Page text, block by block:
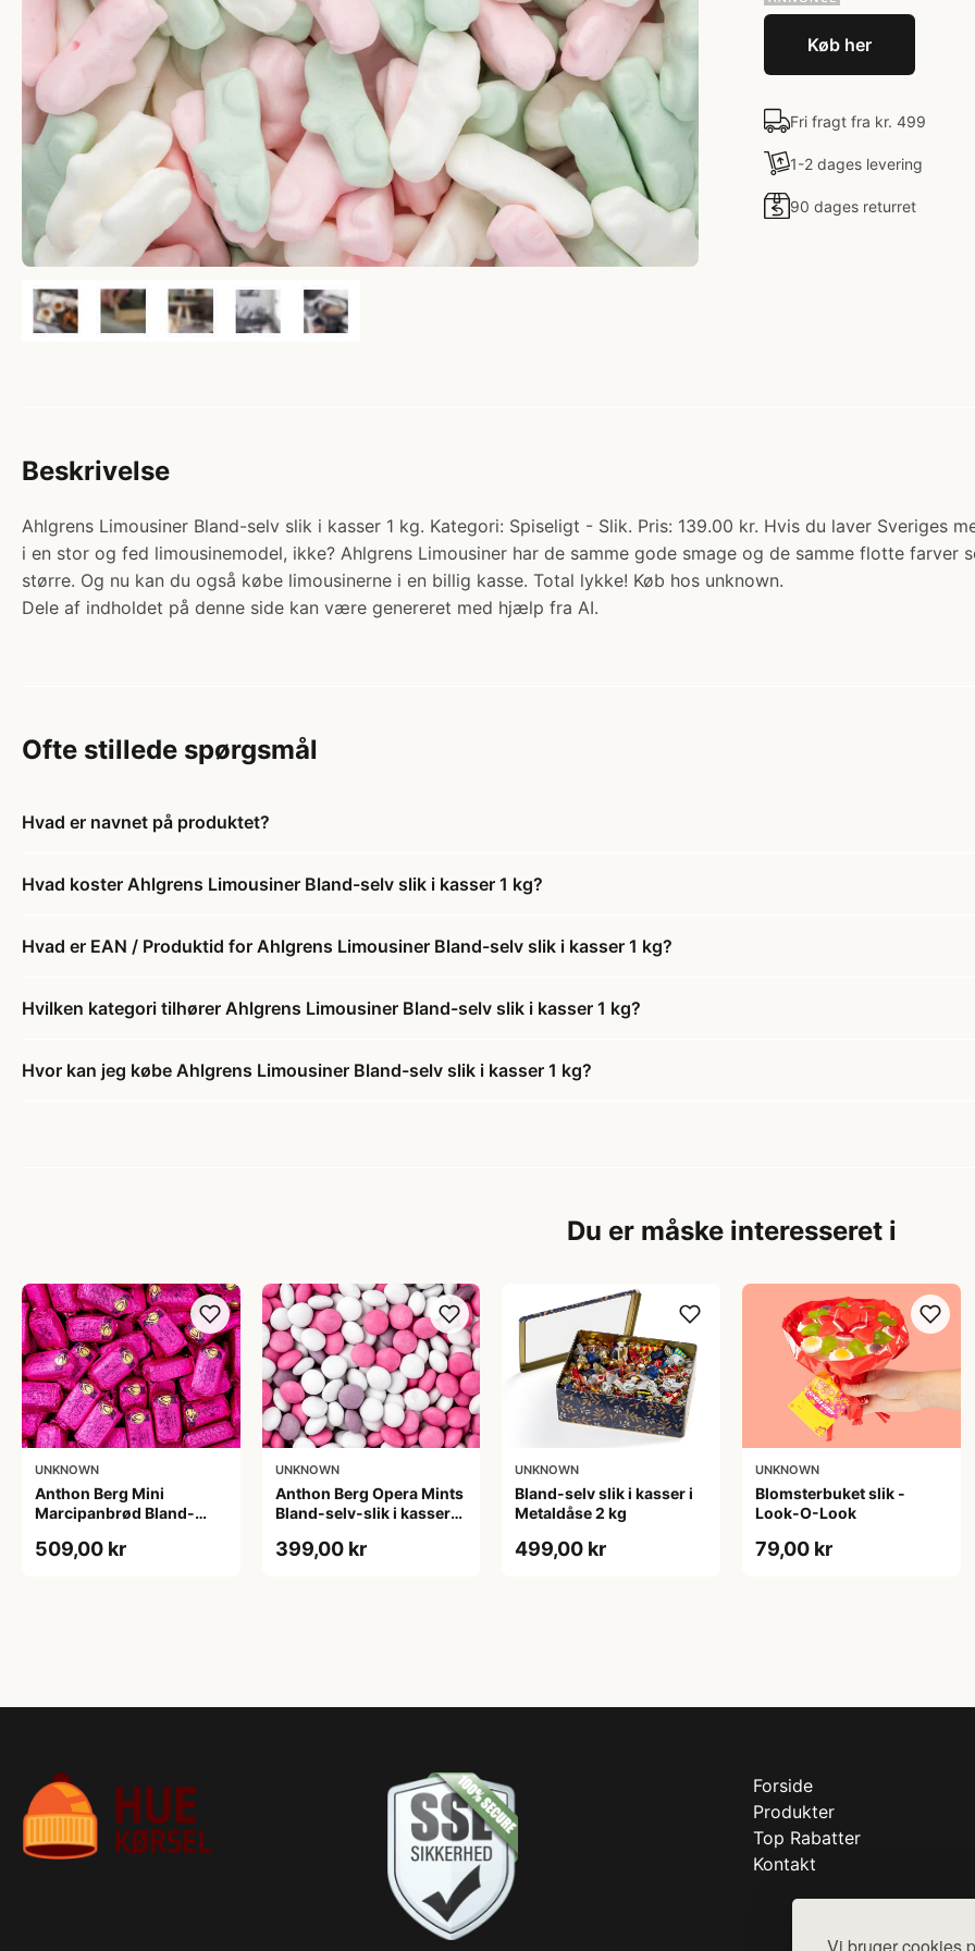
Køb her
Fri fragt fra kr. 499
1-2 dages levering
90 dages returret
Beskrivelse
Ahlgrens Limousiner Bland-selv slik i kasser 1 kg. Kategori: Spiseligt - Slik. Pris: 139.00 kr. Hvis du laver Sveriges
i en stor og fed limousinemodel, ikke? Ahlgrens Limousiner har de samme gode smage og de samme flotte farver
større. Og nu kan du også købe limousinerne i en billig kasse. Total lykke! Køb hos unknown.
Dele af indholdet på denne side kan være genereret med hjælp fra AI.
Ofte stillede spørgsmål
Hvad er navnet på produktet?
Hvad koster Ahlgrens Limousiner Bland-selv slik i kasser 1 kg?
Hvad er EAN / Produktid for Ahlgrens Limousiner Bland-selv slik i kasser 1 kg?
Hvilken kategori tilhører Ahlgrens Limousiner Bland-selv slik i kasser 1 kg?
Hvor kan jeg købe Ahlgrens Limousiner Bland-selv slik i kasser 1 kg?
Du er måske interesseret i
UNKNOWN
Anthon Berg Mini
Marcipanbrød Bland-
509,00 kr
UNKNOWN
Anthon Berg Opera Mints
Bland-selv-slik i kasser
399,00 kr
UNKNOWN
Bland-selv slik i kasser i
Metaldåse 2 kg
499,00 kr
UNKNOWN
Blomsterbuket slik -
Look-O-Look
79,00 kr
Forside
Produkter
Top Rabatter
Kontakt